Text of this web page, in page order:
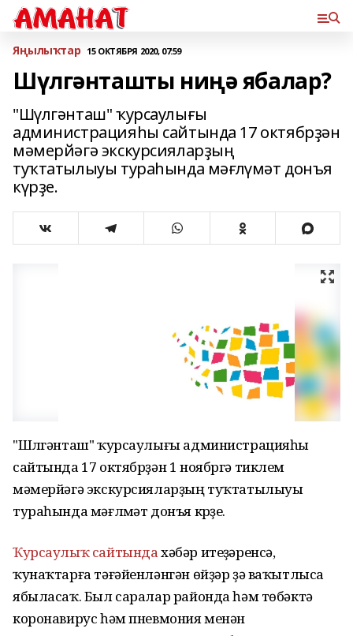
Яңылыҡтар 15 ОКТЯБРЯ 2020, 07:59
Шүлгәнташты ниңә ябалар?
"Шүлгәнташ" ҡурсаулығы
администрацияһы сайтында 17 октябрҙән
мәмерйәгә экскурсияларҙың
туҡтатылыуы тураһында мәғлүмәт донъя
күрҙе.
"Шүлгәнташ" ҡурсаулығы администрацияһы
сайтында 17 октябрҙән 1 ноябргә тиклем
мәмерйәгә экскурсияларҙың туҡтатылыуы
тураһында мәғлүмәт донъя күрҙе.
Ҡурсаулыҡ сайтындахәбәр итеүҙәренсә,
ҡунаҡтарға тәғәйенләнгән өйҙәр ҙә ваҡытлыса
ябыласаҡ. Был саралар районда һәм төбәктә
коронавирус һәм пневмония менән